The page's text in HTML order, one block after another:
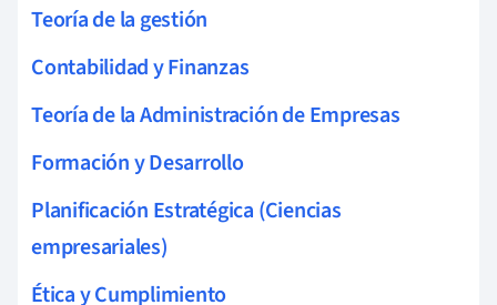
Teoría de la gestión
Contabilidad y Finanzas
Teoría de la Administración de Empresas
Formación y Desarrollo
Planificación Estratégica (Ciencias
empresariales)
Ética y Cumplimiento